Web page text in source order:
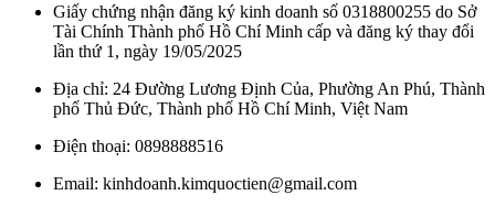
Giấy chứng nhận đăng ký kinh doanh số 0318800255 do Sở
Tài Chính Thành phố Hồ Chí Minh cấp và đăng ký thay đổi
lần thứ 1, ngày 19/05/2025
Địa chỉ: 24 Đường Lương Định Của, Phường An Phú, Thành
phố Thủ Đức, Thành phố Hồ Chí Minh, Việt Nam
Điện thoại: 0898888516
Email: kinhdoanh.kimquoctien@gmail.com